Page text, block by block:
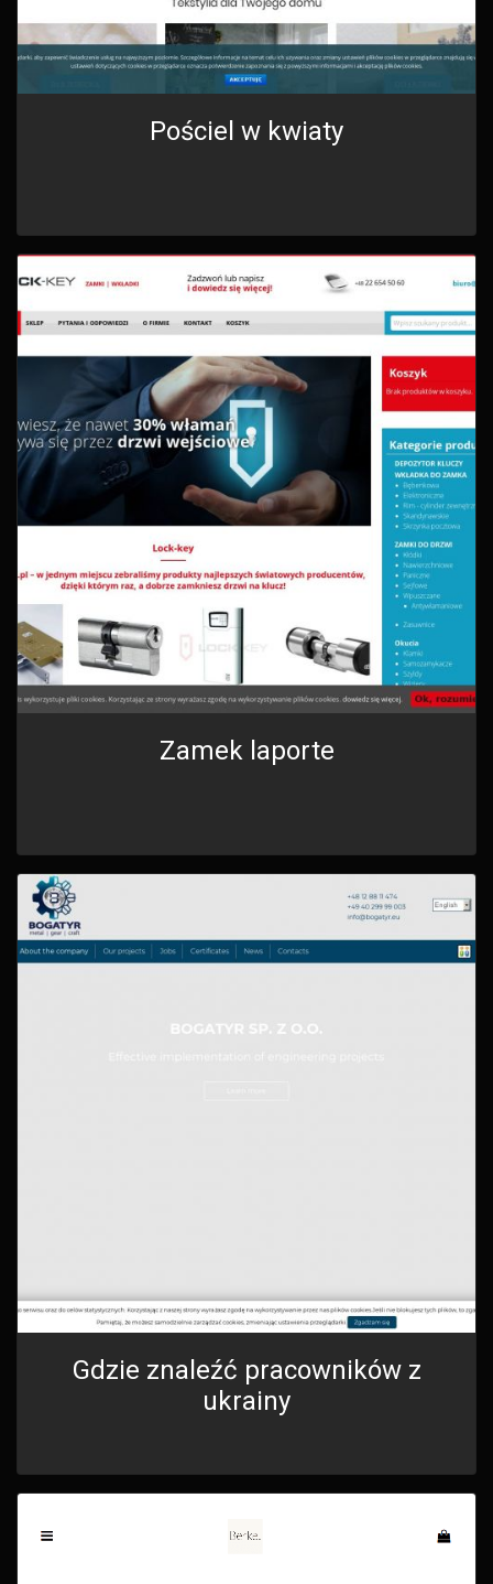
Pościel w kwiaty
Zamek laporte
Gdzie znaleźć pracowników z
ukrainy